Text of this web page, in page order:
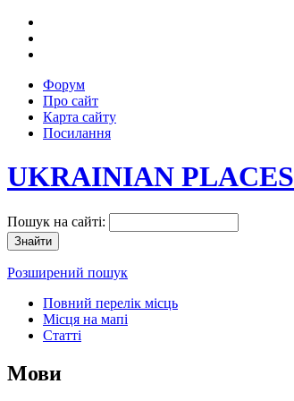
Форум
Про сайт
Карта сайту
Посилання
UKRAINIAN PLACES
Пошук на сайті:
Розширений пошук
Повний перелік місць
Місця на мапі
Статті
Мови